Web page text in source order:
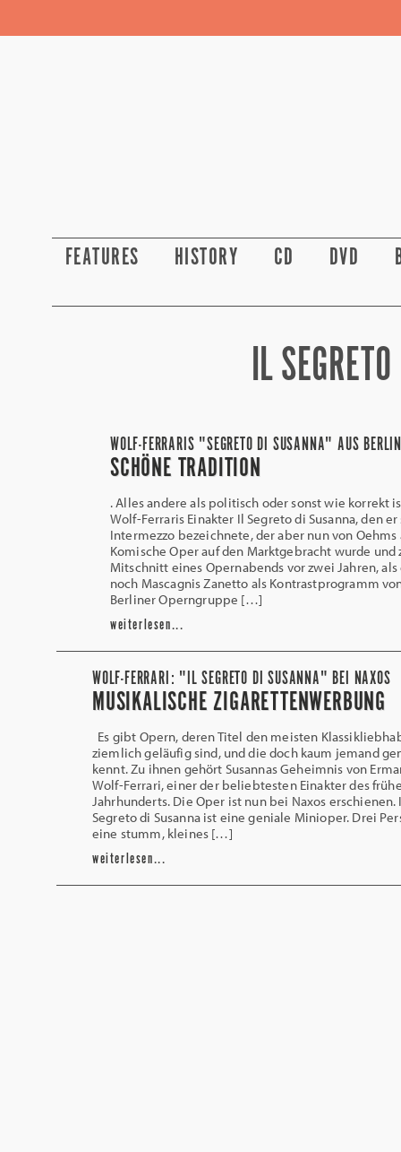
FEATURES HISTORY CD DVD
IL
WOLF-FERRARIS "SEGRETO DI SUSANNA" AUS
SCHÖNE TRADITION
. Alles andere als politisch oder sonst wie korrekt
Wolf-Ferraris Einakter Il Segreto di Susanna, den
Intermezzo bezeichnete, der aber nun von Oehms
Komische Oper auf den Marktgebracht wurde und
Mitschnitt eines Opernabends vor zwei Jahren,
noch Mascagnis Zanetto als Kontrastprogramm
Berliner Operngruppe […]
weiterlesen...
WOLF-FERRARI: "IL SEGRETO DI SUSANNA" BEI NAXOS
MUSIKALISCHE ZIGARETTENWERBUNG
Es gibt Opern, deren Titel den meisten
ziemlich geläufig sind, und die doch kaum jemand
kennt. Zu ihnen gehört Susannas Geheimnis von
Wolf-Ferrari, einer der beliebtesten Einakter des
Jahrhunderts. Die Oper ist nun bei Naxos erschienen.
Segreto di Susanna ist eine geniale Minioper. Drei
eine stumm, kleines […]
weiterlesen...